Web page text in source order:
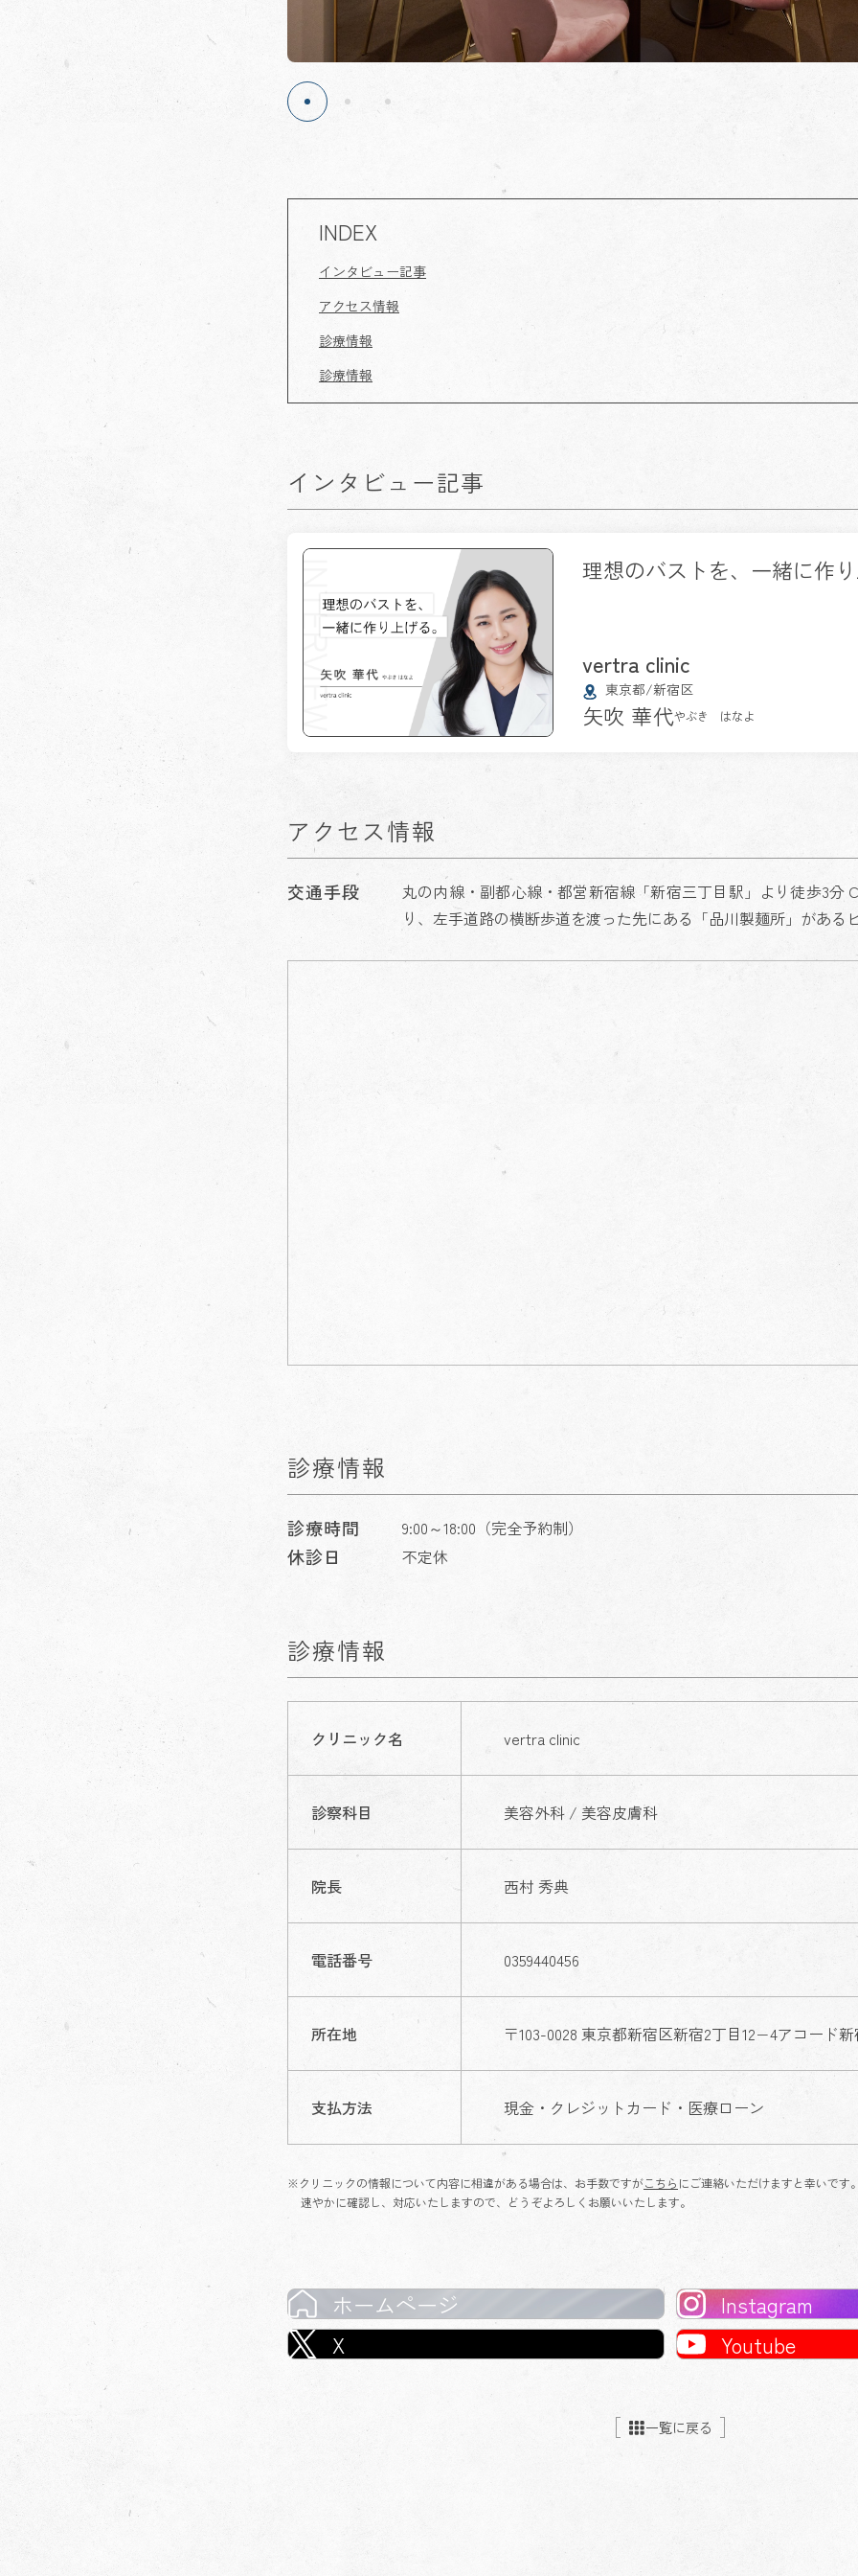
INDEX
インタビュー記事
アクセス情報
診療情報
診療情報
インタビュー記事
理想のバストを、一緒に作
vertra clinic
東京都/新宿区
矢吹 華代やぶき はなよ
アクセス情報
交通手段
丸の内線・副都心線・都営新宿線「新宿三丁目駅」より徒歩3分
り、左手道路の横断歩道を渡った先にある「品川製麺所」がある
診療情報
診療時間 9:00～18:00（完全予約制）
休診日 不定休
診療情報
クリニック名 vertra clinic
診察科目 美容外科 / 美容皮膚科
院長 西村 秀典
電話番号 0359440456
所在地 〒103-0028 東京都新宿区新宿2丁目12−4アコード新
支払方法 現金・クレジットカード・医療ローン
※クリニックの情報について内容に相違がある場合は、お手数ですがこちら にご連絡いただけますと幸いです
速やかに確認し、対応いたしますので、どうぞよろしくお願いいたします。
ホームページ
Instagram
X
Youtube
一覧に戻る